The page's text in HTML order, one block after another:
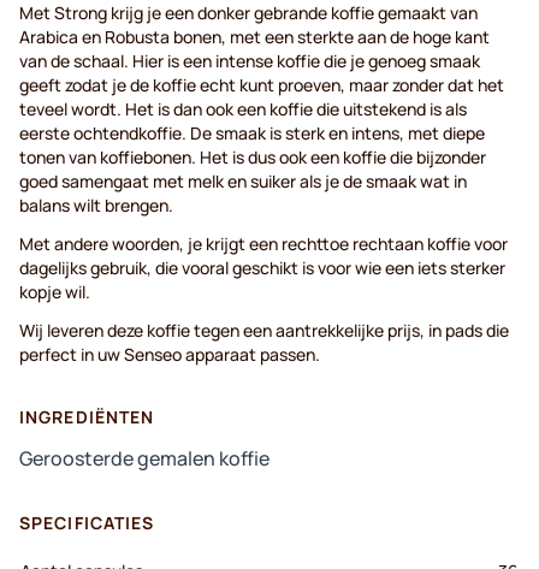
Met Strong krijg je een donker gebrande koffie gemaakt van
Arabica en Robusta bonen, met een sterkte aan de hoge kant
van de schaal. Hier is een intense koffie die je genoeg smaak
geeft zodat je de koffie echt kunt proeven, maar zonder dat het
teveel wordt. Het is dan ook een koffie die uitstekend is als
eerste ochtendkoffie. De smaak is sterk en intens, met diepe
tonen van koffiebonen. Het is dus ook een koffie die bijzonder
goed samengaat met melk en suiker als je de smaak wat in
balans wilt brengen.
Met andere woorden, je krijgt een rechttoe rechtaan koffie voor
dagelijks gebruik, die vooral geschikt is voor wie een iets sterker
kopje wil.
Wij leveren deze koffie tegen een aantrekkelijke prijs, in pads die
perfect in uw Senseo apparaat passen.
INGREDIËNTEN
Geroosterde gemalen koffie
SPECIFICATIES